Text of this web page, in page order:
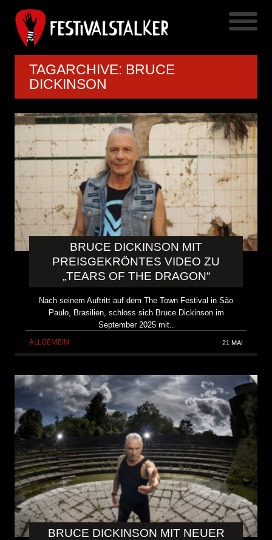
TAGARCHIVE: BRUCE
DICKINSON
BRUCE DICKINSON MIT
PREISGEKRÖNTES VIDEO ZU
„TEARS OF THE DRAGON“
Nach seinem Auftritt auf dem The Town Festival in São
Paulo, Brasilien, schloss sich Bruce Dickinson im
September 2025 mit..
ALLGEMEIN 21 MAI
BRUCE DICKINSON MIT NEUER